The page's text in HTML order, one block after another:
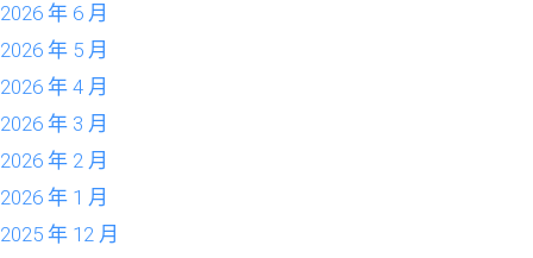
2026 年 6 月
2026 年 5 月
2026 年 4 月
2026 年 3 月
2026 年 2 月
2026 年 1 月
2025 年 12 月